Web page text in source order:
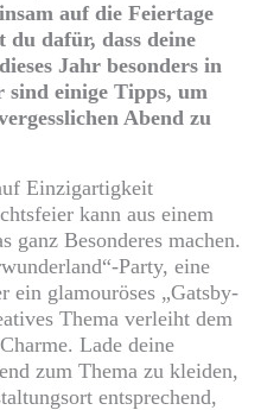
auf die Feiertage
du dafür, dass deine
Jahr besonders in
einige Tipps, um
Abend zu
Einzigartigkeit
kann aus einem
ganz Besonderes machen.
Party, eine
ein glamouröses „Gatsby-
Thema verleiht dem
Lade deine
zum Thema zu kleiden,
entsprechend,